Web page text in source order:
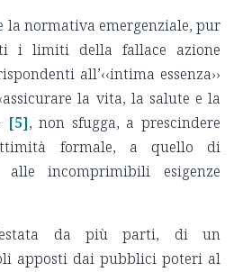
la normativa emergenziale, pur
i limiti della fallace azione
all’‹‹intima essenza››
la vita, la salute e la
[5], non sfugga, a prescindere
formale, a quello di
incomprimibili esigenze
da più parti, di un
apposti dai pubblici poteri al